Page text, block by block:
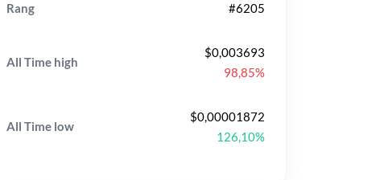
Rang #6205
All Time high
$0,003693
98,85%
All Time low
$0,00001872
126,10%